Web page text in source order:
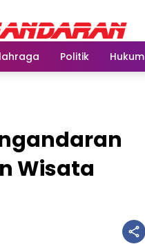
Politik Hukum
Wisata